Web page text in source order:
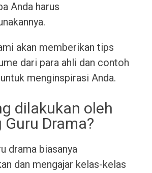
Anda harus
akan memberikan tips
dari para ahli dan contoh
menginspirasi Anda.
dilakukan oleh
Guru Drama?
drama biasanya
dan mengajar kelas-kelas